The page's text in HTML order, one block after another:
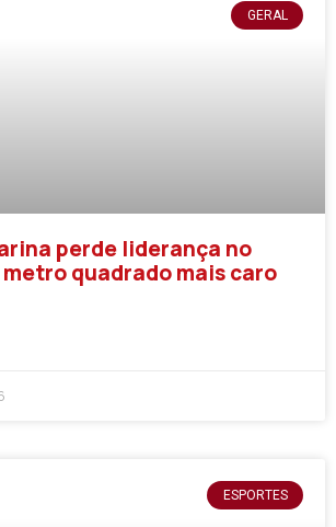
GERAL
perde liderança no
quadrado mais caro
ESPORTES